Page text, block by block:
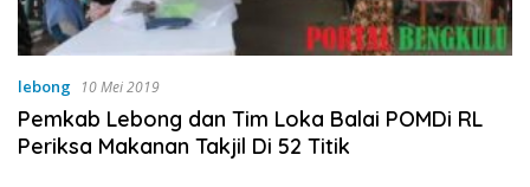
lebong 10 Mei 2019
Pemkab Lebong dan Tim Loka Balai POMDi RL
Periksa Makanan Takjil Di 52 Titik